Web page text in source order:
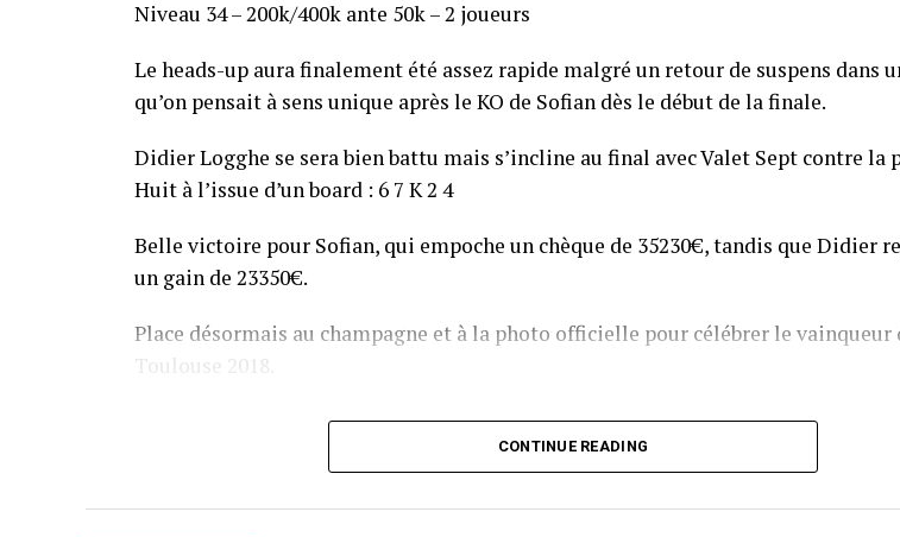
Niveau 34 – 200k/400k ante 50k – 2 joueurs
Le heads-up aura finalement été assez rapide malgré un retour de suspens dans
qu’on pensait à sens unique après le KO de Sofian dès le début de la finale.
Didier Logghe se sera bien battu mais s’incline au final avec Valet Sept contre la
Huit à l’issue d’un board : 6 7 K 2 4
Belle victoire pour Sofian, qui empoche un chèque de 35230€, tandis que Didier
un gain de 23350€.
Place désormais au champagne et à la photo officielle pour célébrer le vainqueur
Toulouse 2018.
Assis devant une tonne, Sofian remporte le trophée du BPT Toulouse 2018, en costaud !
CONTINUE READING